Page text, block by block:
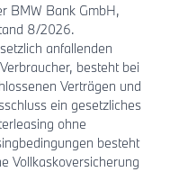
BMW Bank GmbH,
8/2026.
anfallenden
besteht bei
Verträgen und
ein gesetzliches
ohne
besteht
Vollkaskoversicherung